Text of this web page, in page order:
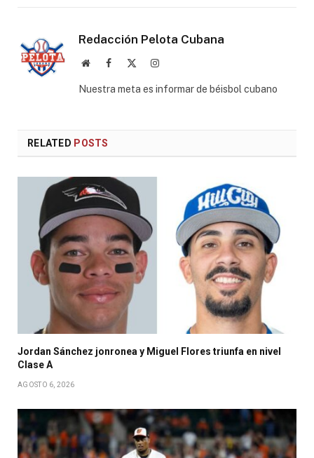
Redacción Pelota Cubana
WebsiteFacebook Instagram
Nuestra meta es informar de béisbol cubano
RELATED POSTS
Jordan Sánchez jonronea y Miguel Flores triunfa en nivel
Clase A
AGOSTO 6, 2026